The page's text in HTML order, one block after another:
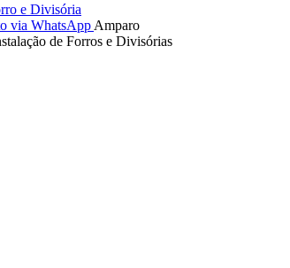
e Divisória
via WhatsApp Amparo
de Forros e Divisórias